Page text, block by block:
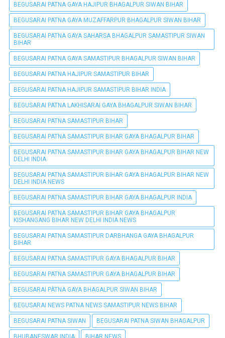
BEGUSARAI PATNA GAYA HAJIPUR BHAGALPUR SIWAN BIHAR
BEGUSARAI PATNA GAYA MUZAFFARPUR BHAGALPUR SIWAN BIHAR
BEGUSARAI PATNA GAYA SAHARSA BHAGALPUR SAMASTIPUR SIWAN
BIHAR
BEGUSARAI PATNA GAYA SAMASTIPUR BHAGALPUR SIWAN BIHAR
BEGUSARAI PATNA HAJIPUR SAMASTIPUR BIHAR
BEGUSARAI PATNA HAJIPUR SAMASTIPUR BIHAR INDIA
BEGUSARAI PATNA LAKHISARAI GAYA BHAGALPUR SIWAN BIHAR
BEGUSARAI PATNA SAMASTIPUR BIHAR
BEGUSARAI PATNA SAMASTIPUR BIHAR GAYA BHAGALPUR BIHAR
BEGUSARAI PATNA SAMASTIPUR BIHAR GAYA BHAGALPUR BIHAR NEW
DELHI INDIA
BEGUSARAI PATNA SAMASTIPUR BIHAR GAYA BHAGALPUR BIHAR NEW
DELHI INDIA NEWS
BEGUSARAI PATNA SAMASTIPUR BIHAR GAYA BHAGALPUR INDIA
BEGUSARAI PATNA SAMASTIPUR BIHAR GAYA BHAGALPUR
KISHANGANG BIHAR NEW DELHI INDIA NEWS
BEGUSARAI PATNA SAMASTIPUR DARBHANGA GAYA BHAGALPUR
BIHAR
BEGUSARAI PATNA SAMASTIPUR GAYA BHAGALPUR BIHAR
BEGUSARAI PATNA SAMASTIPUR GAYA BHAGALPUR BIHAR
BEGUSARAI PÀTNA GAYA BHAGALPUR SIWAN BIHAR
BEGUSARAI NEWS PATNA NEWS SAMASTIPUR NEWS BIHAR
BEGUSARAI PATNA SIWAN BEGUSARAI PATNA SIWAN BHAGALPUR
BHUBANESWAR INDIA BIHAR NEWS